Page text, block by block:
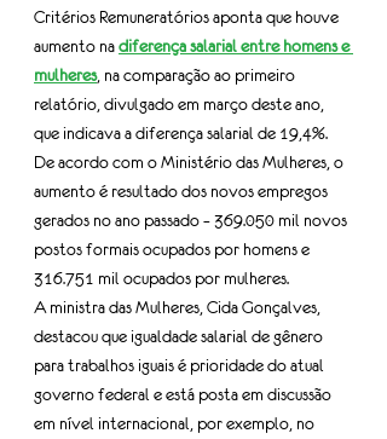
Critérios Remuneratórios aponta que houve
aumento na diferença salarial entre homens e
mulheres, na comparação ao primeiro
relatório, divulgado em março deste ano,
que indicava a diferença salarial de 19,4%.
De acordo com o Ministério das Mulheres, o
aumento é resultado dos novos empregos
gerados no ano passado – 369.050 mil novos
postos formais ocupados por homens e
316.751 mil ocupados por mulheres.
A ministra das Mulheres, Cida Gonçalves,
destacou que igualdade salarial de gênero
para trabalhos iguais é prioridade do atual
governo federal e está posta em discussão
em nível internacional, por exemplo, no